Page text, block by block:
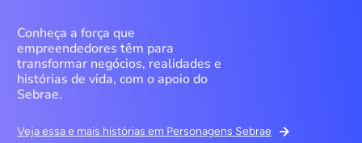
Conheça a força que
empreendedores têm para
transformar negócios, realidades e
histórias de vida, com o apoio do
Sebrae.
Veja essa e mais histórias em Personagens Sebrae